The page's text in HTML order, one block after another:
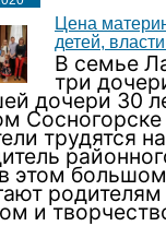
Цена
детей,
В семье
три
дочери 30
трудятся
этом
и